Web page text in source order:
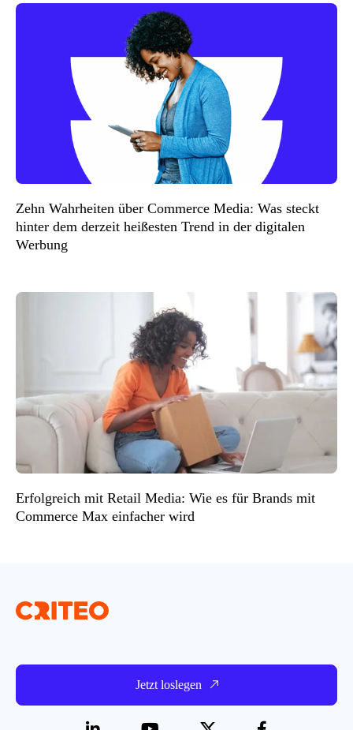
Zehn Wahrheiten über Commerce Media: Was steckt
hinter dem derzeit heißesten Trend in der digitalen
Werbung
Erfolgreich mit Retail Media: Wie es für Brands mit
Commerce Max einfacher wird
Jetzt loslegen